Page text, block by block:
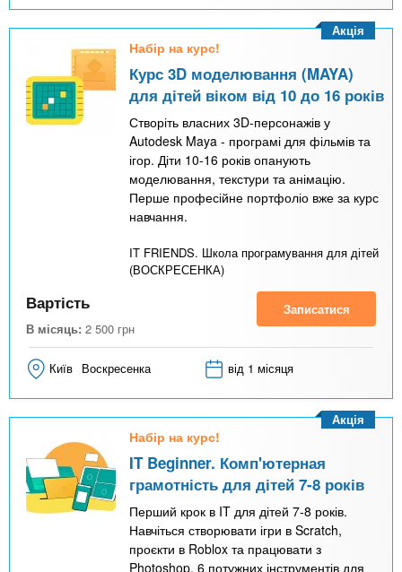
Набір на курс!
Курс 3D моделювання (MAYA)
для дітей віком від 10 до 16 років
Створіть власних 3D-персонажів у
Autodesk Maya - програмі для фільмів та
ігор. Діти 10-16 років опанують
моделювання, текстури та анімацію.
Перше професійне портфоліо вже за курс
навчання.
IT FRIENDS. Школа програмування для дітей
(ВОСКРЕСЕНКА)
Акція
Вартість
В місяць: 2 500 грн
Записатися
Київ Воскресенка від 1 місяця
Набір на курс!
IT Beginner. Комп'ютерная
грамотність для дітей 7-8 років
Перший крок в IT для дітей 7-8 років.
Навчіться створювати ігри в Scratch,
проєкти в Roblox та працювати з
Photoshop. 6 потужних інструментів для
Акція